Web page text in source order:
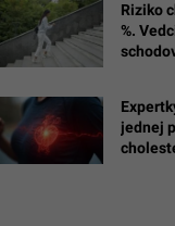
Riziko
%.
jednej